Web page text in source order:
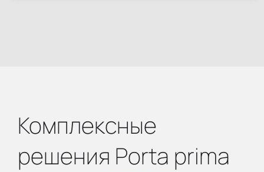
Комплексные
решения Porta prima